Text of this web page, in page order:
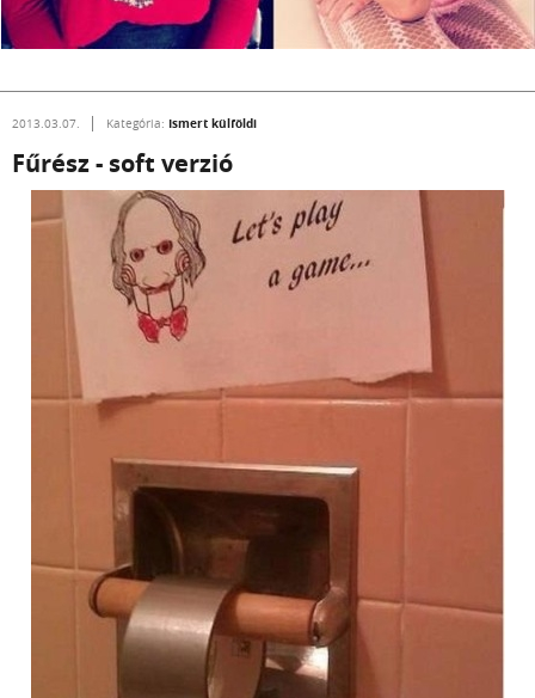
2013.03.07. Kategória: Ismert külföldi
Fűrész - soft verzió